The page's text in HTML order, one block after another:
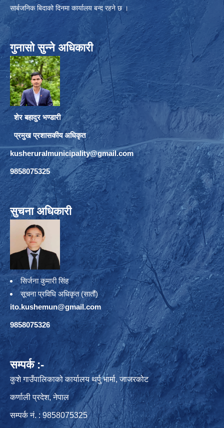
सार्बजनिक बिदाको दिनमा कार्यालय बन्द रहने छ ।
गुनासो सुन्ने अधिकारी
शेर बहादुर भण्डारी
प्रमुख प्रशासकीय अधिकृत
kusheruralmunicipality@gmail.com
9858075325
सुचना अधिकारी
सिर्जना कुमारी सिंह
सूचना प्रविधि अधिकृत (सातौं)
ito.kushemun@gmail.com
9858075326
सम्पर्क :-
कुशे गाउँपालिकाको कार्यालय थर्पु भार्मा, जाजरकोट
कर्णाली प्रदेश, नेपाल
सम्पर्क नं. : 9858075325